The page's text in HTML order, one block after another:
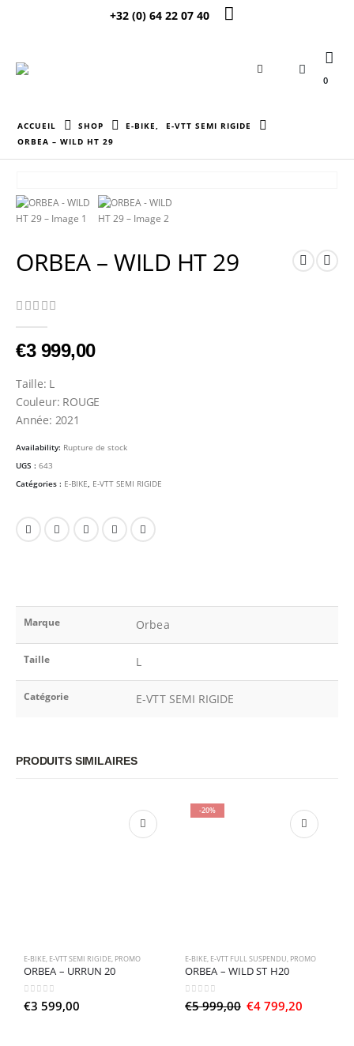
+32 (0) 64 22 07 40
0
ACCUEIL SHOP E-BIKE
E-VTT SEMI RIGIDE
ORBEA – WILD HT 29
ORBEA – WILD HT 29
0Sur 5
€3 999,00
Taille: L
Couleur: ROUGE
Année: 2021
Availability: Rupture de stock
UGS : 643
Catégories : E-BIKE, E-VTT SEMI RIGIDE
Marque Orbea
Taille L
Catégorie E-VTT SEMI RIGIDE
PRODUITS SIMILAIRES
E-BIKE, E-VTT SEMI RIGIDE, PROMO
ORBEA – URRUN 20
0sur 5
€3 599,00
-20%
E-BIKE, E-VTT FULL SUSPENDU, PROMO
ORBEA – WILD ST H20
0sur 5
€5 999,00 Le
€4 799,20